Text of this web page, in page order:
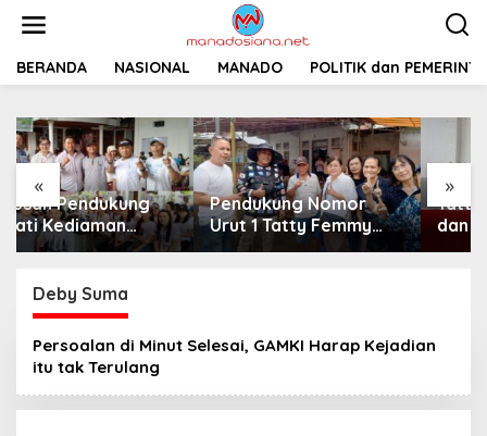
t
BERANDA NASIONAL MANADO POLITIK dan
« »
Pendukung Nomor
Urut 1 Tatty Femmy
Pangkey Berikan
Pemaparan Visi dan
Misi di Desa Waleure
Tatty Femmy Pangkey
dan Irma Asla
Paparkan Visi Misi
Deby Suma
Persoalan di Minut Selesai, GAMKI Harap Kejadian
itu tak Terulang